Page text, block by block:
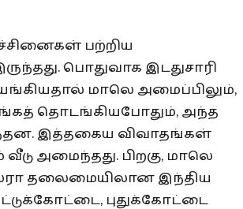
பற்றிய
பொதுவாக இடதுசாரி
மாலெ அமைப்பிலும்,
தொடங்கியபோதும், அந்த
இத்தகைய விவாதங்கள்
அமைந்தது. பிறகு, மாலெ
தலைமையிலான இந்திய
புதுக்கோட்டை